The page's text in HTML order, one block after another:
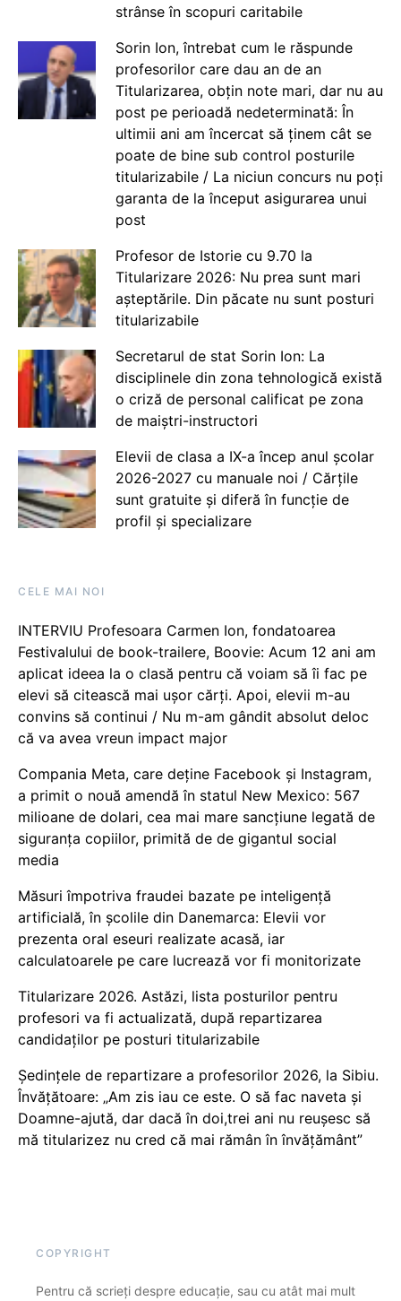
strânse în scopuri caritabile
Sorin Ion, întrebat cum le răspunde
profesorilor care dau an de an
Titularizarea, obțin note mari, dar nu au
post pe perioadă nedeterminată: În
ultimii ani am încercat să ținem cât se
poate de bine sub control posturile
titularizabile / La niciun concurs nu poți
garanta de la început asigurarea unui
post
Profesor de Istorie cu 9.70 la
Titularizare 2026: Nu prea sunt mari
așteptările. Din păcate nu sunt posturi
titularizabile
Secretarul de stat Sorin Ion: La
disciplinele din zona tehnologică există
o criză de personal calificat pe zona
de maiștri-instructori
Elevii de clasa a IX-a încep anul școlar
2026-2027 cu manuale noi / Cărțile
sunt gratuite și diferă în funcție de
profil și specializare
CELE MAI NOI
INTERVIU Profesoara Carmen Ion, fondatoarea
Festivalului de book-trailere, Boovie: Acum 12 ani am
aplicat ideea la o clasă pentru că voiam să îi fac pe
elevi să citească mai ușor cărți. Apoi, elevii m-au
convins să continui / Nu m-am gândit absolut deloc
că va avea vreun impact major
Compania Meta, care deține Facebook și Instagram,
a primit o nouă amendă în statul New Mexico: 567
milioane de dolari, cea mai mare sancțiune legată de
siguranța copiilor, primită de de gigantul social
media
Măsuri împotriva fraudei bazate pe inteligență
artificială, în școlile din Danemarca: Elevii vor
prezenta oral eseuri realizate acasă, iar
calculatoarele pe care lucrează vor fi monitorizate
Titularizare 2026. Astăzi, lista posturilor pentru
profesori va fi actualizată, după repartizarea
candidaților pe posturi titularizabile
Ședințele de repartizare a profesorilor 2026, la Sibiu.
Învățătoare: „Am zis iau ce este. O să fac naveta și
Doamne-ajută, dar dacă în doi,trei ani nu reușesc să
mă titularizez nu cred că mai rămân în învățământ”
COPYRIGHT
Pentru că scrieți despre educație, sau cu atât mai mult